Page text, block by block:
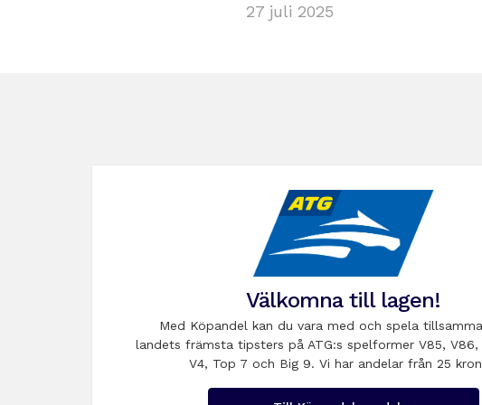
27 juli 2025
Välkomna till lagen!
Med Köpandel kan du vara med och spela
landets främsta tipsters på ATG:s spelformer V85, V86,
V4, Top 7 och Big 9. Vi har andelar från 25